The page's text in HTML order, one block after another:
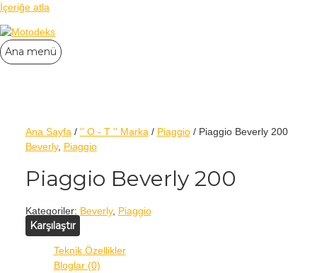
İçeriğe atla
Ana menü
Ana Sayfa / '' O - T '' Marka / Piaggio/ Piaggio Beverly 200
Beverly, Piaggio
Piaggio Beverly 200
Kategoriler: Beverly, Piaggio
Karşılaştır
Teknik Özellikler
Bloglar (0)